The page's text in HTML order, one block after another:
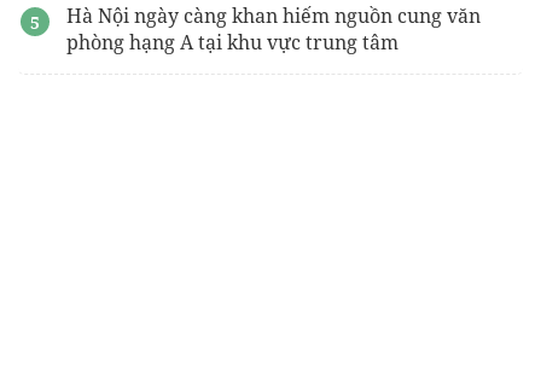
Hà Nội ngày càng khan hiếm nguồn cung văn
phòng hạng A tại khu vực trung tâm